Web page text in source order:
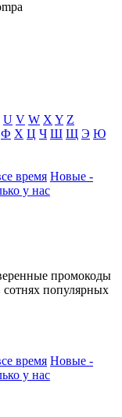
U V W X Y Z
Ф Х Ц Ч Ш Щ Э Ю
время Новые -
у нас
промокоды
сотнях популярных
время Новые -
у нас